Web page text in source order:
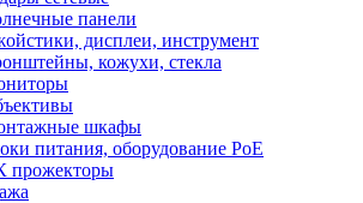
панели
дисплеи, инструмент
кожухи, стекла
шкафы
питания, оборудование PoE
прожекторы